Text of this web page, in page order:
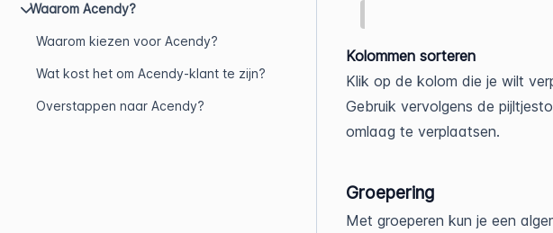
Waarom Acendy?
Waarom kiezen voor Acendy?
Wat kost het om Acendy-klant te zijn?
Overstappen naar Acendy?
Kolommen sorteren
Klik op de kolom die je wilt
Gebruik vervolgens de
omlaag te verplaatsen.
Groepering
Met groeperen kun je een